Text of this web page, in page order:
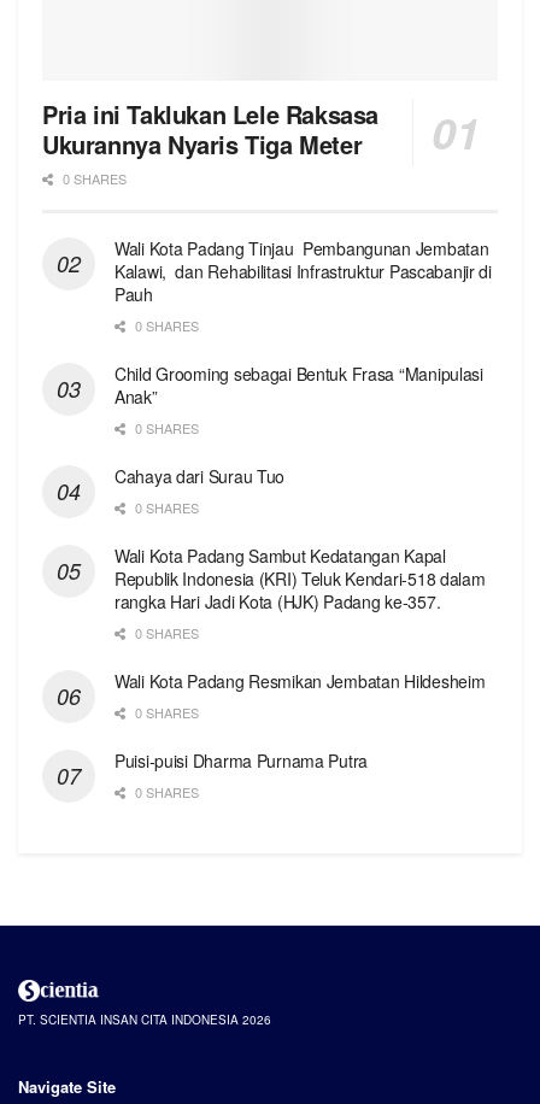
Pria ini Taklukan Lele Raksasa
Ukurannya Nyaris Tiga Meter
0 SHARES
Wali Kota Padang Tinjau Pembangunan Jembatan
Kalawi, dan Rehabilitasi Infrastruktur Pascabanjir di
Pauh
0 SHARES
Child Grooming sebagai Bentuk Frasa “Manipulasi
Anak”
0 SHARES
Cahaya dari Surau Tuo
0 SHARES
Wali Kota Padang Sambut Kedatangan Kapal
Republik Indonesia (KRI) Teluk Kendari-518 dalam
rangka Hari Jadi Kota (HJK) Padang ke-357.
0 SHARES
Wali Kota Padang Resmikan Jembatan Hildesheim
0 SHARES
Puisi-puisi Dharma Purnama Putra
0 SHARES
PT. SCIENTIA INSAN CITA INDONESIA 2026
Navigate Site